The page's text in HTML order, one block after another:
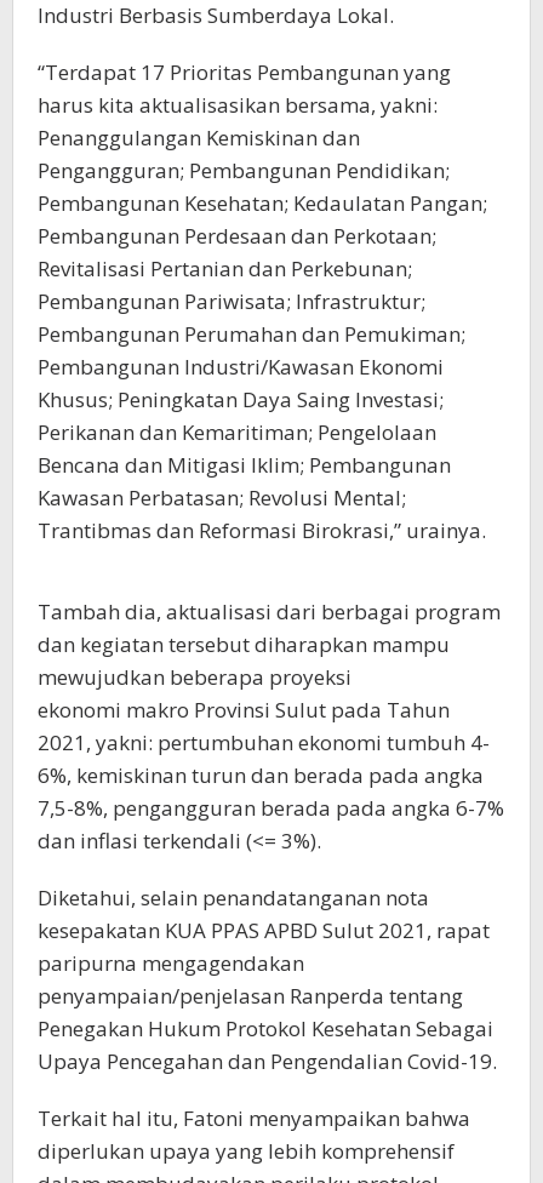
Industri Berbasis Sumberdaya Lokal.
“Terdapat 17 Prioritas Pembangunan yang
harus kita aktualisasikan bersama, yakni:
Penanggulangan Kemiskinan dan
Pengangguran; Pembangunan Pendidikan;
Pembangunan Kesehatan; Kedaulatan Pangan;
Pembangunan Perdesaan dan Perkotaan;
Revitalisasi Pertanian dan Perkebunan;
Pembangunan Pariwisata; Infrastruktur;
Pembangunan Perumahan dan Pemukiman;
Pembangunan Industri/Kawasan Ekonomi
Khusus; Peningkatan Daya Saing Investasi;
Perikanan dan Kemaritiman; Pengelolaan
Bencana dan Mitigasi Iklim; Pembangunan
Kawasan Perbatasan; Revolusi Mental;
Trantibmas dan Reformasi Birokrasi,” urainya.
Tambah dia, aktualisasi dari berbagai program
dan kegiatan tersebut diharapkan mampu
mewujudkan beberapa proyeksi
ekonomi makro Provinsi Sulut pada Tahun
2021, yakni: pertumbuhan ekonomi tumbuh 4-
6%, kemiskinan turun dan berada pada angka
7,5-8%, pengangguran berada pada angka 6-7%
dan inflasi terkendali (<= 3%).
Diketahui, selain penandatanganan nota
kesepakatan KUA PPAS APBD Sulut 2021, rapat
paripurna mengagendakan
penyampaian/penjelasan Ranperda tentang
Penegakan Hukum Protokol Kesehatan Sebagai
Upaya Pencegahan dan Pengendalian Covid-19.
Terkait hal itu, Fatoni menyampaikan bahwa
diperlukan upaya yang lebih komprehensif